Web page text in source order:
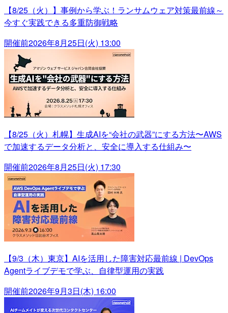
【8/25（火）】事例から学ぶ！ランサムウェア対策最前線～
今すぐ実践できる多重防御戦略
開催前2026年8月25日(火) 13:00
【8/25（火）札幌】生成AIを“会社の武器”にする方法〜AWS
で加速するデータ分析と、安全に導入する仕組み〜
開催前2026年8月25日(火) 17:30
【9/3（木）東京】AIを活用した障害対応最前線 | DevOps
Agentライブデモで学ぶ、自律型運用の実践
開催前2026年9月3日(木) 16:00